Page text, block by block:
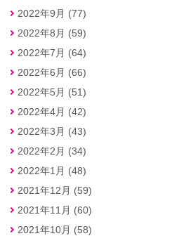
2022年9月 (77)
2022年8月 (59)
2022年7月 (64)
2022年6月 (66)
2022年5月 (51)
2022年4月 (42)
2022年3月 (43)
2022年2月 (34)
2022年1月 (48)
2021年12月 (59)
2021年11月 (60)
2021年10月 (58)